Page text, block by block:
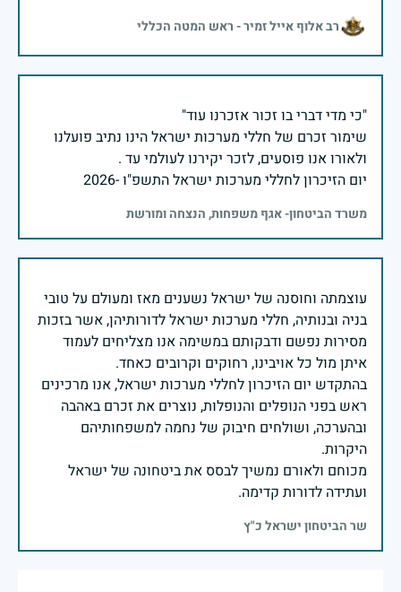
רב אלוף אייל זמיר - ראש המטה הכללי
שימור זכרם של חללי מערכות ישראל הינו נתיב פועלנו
יום הזיכרון לחללי מערכות ישראל התשפ"ו -2026
משרד הביטחון- אגף משפחות, הנצחה ומורשת
עוצמתה וחוסנה של ישראל נשענים מאז ומעולם על טובי
בניה ובנותיה, חללי מערכות ישראל לדורותיהן, אשר בזכות
מסירות נפשם ודבקותם במשימה אנו מצליחים לעמוד
בהתקדש יום הזיכרון לחללי מערכות ישראל, אנו מרכינים
ראש בפני הנופלים והנופלות, נוצרים את זכרם באהבה
ובהערכה, ושולחים חיבוק של נחמה למשפחותיהם
מכוחם ולאורם נמשיך לבסס את ביטחונה של ישראל
ועתידה לדורות קדימה.
שר הביטחון ישראל כ"ץ